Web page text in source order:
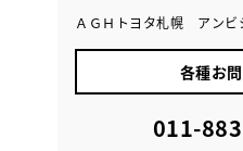
ＡＧＨトヨタ札幌 アンビ
各種お
011-